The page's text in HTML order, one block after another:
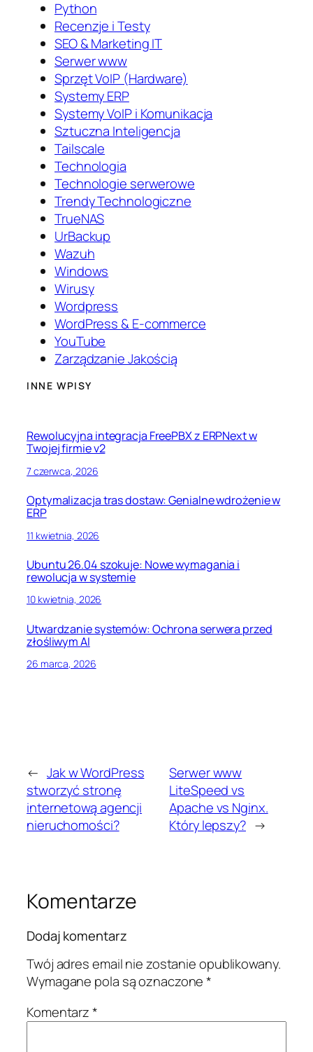
Python
Recenzje i Testy
SEO & Marketing IT
Serwer www
Sprzęt VoIP (Hardware)
Systemy ERP
Systemy VoIP i Komunikacja
Sztuczna Inteligencja
Tailscale
Technologia
Technologie serwerowe
Trendy Technologiczne
TrueNAS
UrBackup
Wazuh
Windows
Wirusy
Wordpress
WordPress & E-commerce
YouTube
Zarządzanie Jakością
INNE WPISY
Rewolucyjna integracja FreePBX z ERPNext w
Twojej firmie v2
7 czerwca, 2026
Optymalizacja tras dostaw: Genialne wdrożenie w
ERP
11 kwietnia, 2026
Ubuntu 26.04 szokuje: Nowe wymagania i
rewolucja w systemie
10 kwietnia, 2026
Utwardzanie systemów: Ochrona serwera przed
złośliwym AI
26 marca, 2026
← Jak w WordPress
stworzyć stronę
internetową agencji
nieruchomości?
Serwer www
LiteSpeed vs
Apache vs Nginx.
Który lepszy? →
Komentarze
Dodaj komentarz
Twój adres email nie zostanie opublikowany.
Wymagane pola są oznaczone*
Komentarz*